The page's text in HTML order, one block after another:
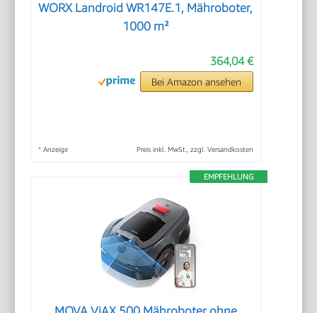
WORX Landroid WR147E.1, Mähroboter,
1000 m²
364,04 €
Bei Amazon ansehen
* Anzeige Preis inkl. MwSt., zzgl. Versandkosten
EMPFEHLUNG